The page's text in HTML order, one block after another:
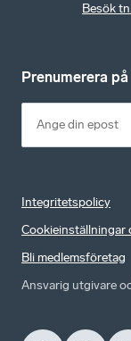
Besök
Prenumerera
Integritetspolicy
Cookieinställningar
Bli medlemsföretag
Ansvarig utgivare